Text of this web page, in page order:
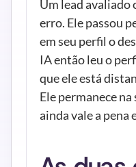
Um lead avaliado
erro. Ele passou
em seu perfil o
IA então leu o
que ele está
Ele permanece na
ainda vale a pena